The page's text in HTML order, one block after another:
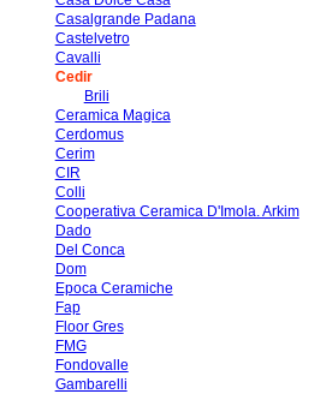
Casalgrande Padana
Castelvetro
Cavalli
Cedir
Brili
Ceramica Magica
Cerdomus
Cerim
CIR
Colli
Cooperativa Ceramica D'Imola. Arkim
Dado
Del Conca
Dom
Epoca Ceramiche
Fap
Floor Gres
FMG
Fondovalle
Gambarelli